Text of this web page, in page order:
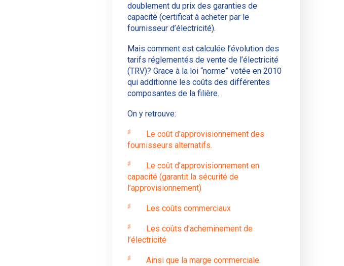
doublement du prix des garanties de
capacité (certificat à acheter par le
fournisseur d’électricité).
Mais comment est calculée l’évolution des
tarifs réglementés de vente de l’électricité
(TRV)? Grace à la loi “norme” votée en 2010
qui additionne les coûts des différentes
composantes de la filière.
On y retrouve:
Le coût d’approvisionnement des
fournisseurs alternatifs.
Le coût d’approvisionnement en
capacité (garantit la sécurité de
l’approvisionnement)
Les coûts commerciaux
Les coûts d’acheminement de
l’électricité
Ainsi que la marge commerciale.